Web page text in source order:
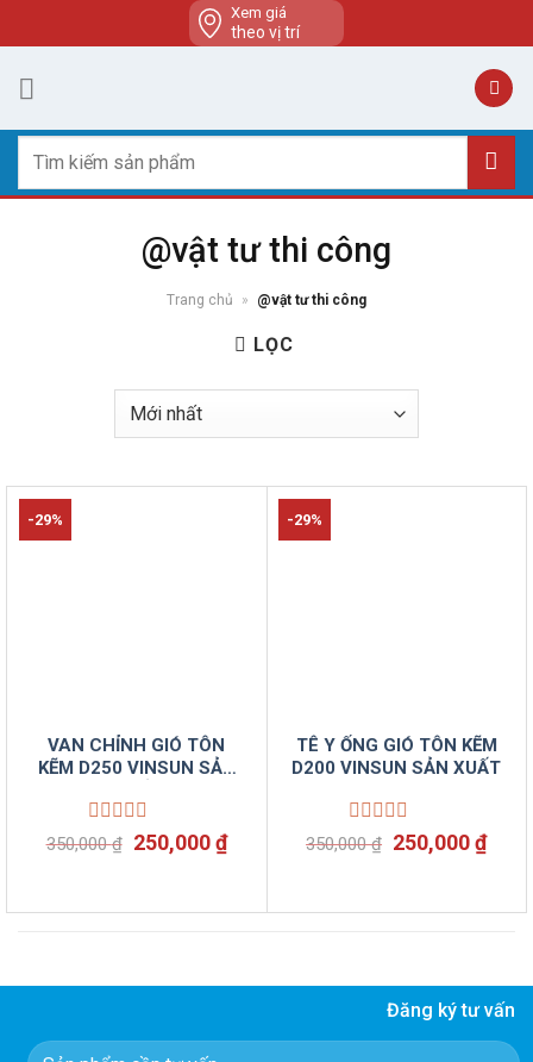
to
content
Xem giá
theo vị trí
kiếm:
@vật tư thi công
Trang chủ » @vật tư thi công
LỌC
-29%
VAN CHỈNH GIÓ TÔN
KẼM D250 VINSUN SẢN
Được
xếp
5
350,000₫ Giá
350,000 ₫.
250,000₫Giá
hiện
là:
-29%
TÊ Y ỐNG GIÓ TÔN KẼM
D200 VINSUN SẢN XUẤT
Được
xếp
5
350,000₫ Giá
350,000 ₫.
250,000₫Giá
là:
Đăng ký tư vấn